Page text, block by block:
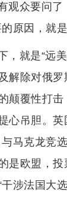
观众要问
原因，就
，就是“远
解除对俄
颠覆性打
心吊胆。
马克龙竞
是欧盟，
涉法国大